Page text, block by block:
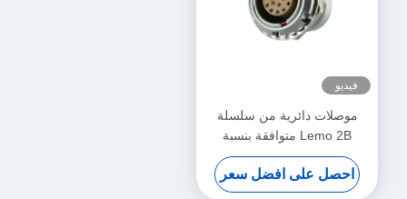
فيديو
موصلات دائرية من سلسلة
Lemo 2B متوافقة بنسبة
100%، 16 سنًا ذكر وأنثى
احصل على افضل سعر